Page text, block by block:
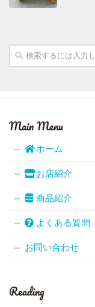
Main Menu
ホーム
お店紹介
商品紹介
よくある質問
お問い合わせ
Reading